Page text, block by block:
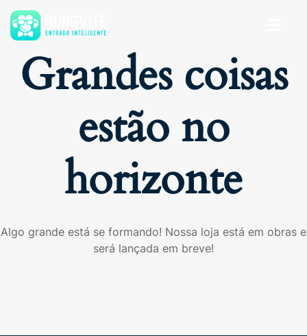
Grandes coisas
estão no
horizonte
Algo grande está se formando! Nossa loja está em obras e
será lançada em breve!